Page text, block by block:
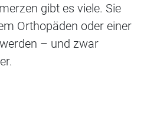
gibt es viele. Sie
Orthopäden oder einer
– und zwar